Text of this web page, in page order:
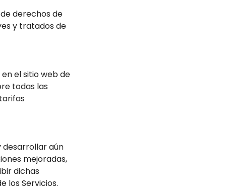
de derechos de
y tratados de
el sitio web de
todas las
desarrollar aún
mejoradas,
dichas
los Servicios.